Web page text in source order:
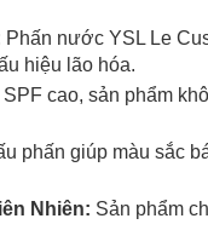
Phấn nước YSL Le
hiệu lão hóa.
cao, sản phẩm
phấn giúp màu sắc
Nhiên: Sản phẩm